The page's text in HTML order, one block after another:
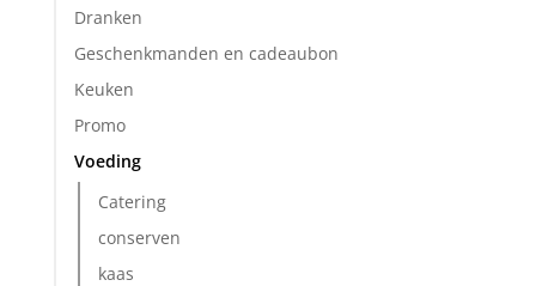
Dranken
Geschenkmanden en cadeaubon
Keuken
Promo
Voeding
Catering
conserven
kaas